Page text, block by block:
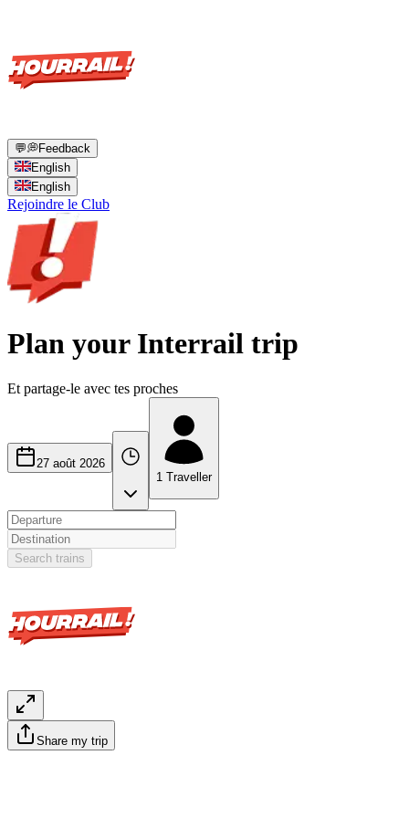
💬💭Feedback
English
English
Rejoindre le Club
Plan your Interrail trip
Et partage-le avec tes proches
27 août 2026
1 Traveller
Search trains
Share my trip